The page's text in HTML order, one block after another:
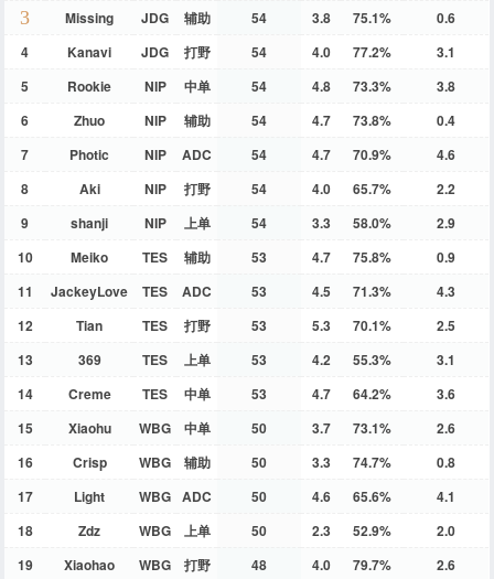
3 Missing JDG 辅助 54 3.8 75.1%
0.6
4
Kanavi JDG 打野 54 4.0 77.2%
3.1
5
Rookie NIP 中单 54 4.8 73.3%
3.8
6
Zhuo NIP 辅助 54 4.7 73.8%
0.4
7
Photic NIP ADC 54 4.7 70.9%
4.6
8
Aki NIP 打野 54 4.0 65.7%
2.2
9
shanji NIP 上单 54 3.3 58.0%
2.9
10
Meiko TES 辅助 53 4.7 75.8%
0.9
11
JackeyLove TES ADC 53 4.5 71.3%
4.3
12
Tian TES 打野 53 5.3 70.1%
2.5
13
369 TES 上单 53 4.2 55.3%
3.1
14
Creme TES 中单 53 4.7 64.2%
3.6
15
Xiaohu WBG 中单 50 3.7 73.1%
2.6
16
Crisp WBG 辅助 50 3.3 74.7%
0.8
17
Light WBG ADC 50 4.6 65.6%
4.1
18
Zdz WBG 上单 50 2.3 52.9%
2.0
19
Xiaohao WBG 打野 48 4.0 79.7%
2.6